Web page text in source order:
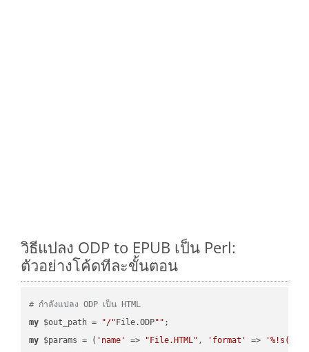
วิธีแปลง ODP to EPUB เป็น Perl:
ตัวอย่างโค้ดทีละขั้นตอน
# กำลังแปลง ODP เป็น HTML
my $out_path = "/" File.ODP""
my $params = ( 'name' => "File.HTML" , 'format' =>